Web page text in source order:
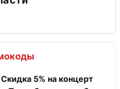
Скидка 5% на концерт